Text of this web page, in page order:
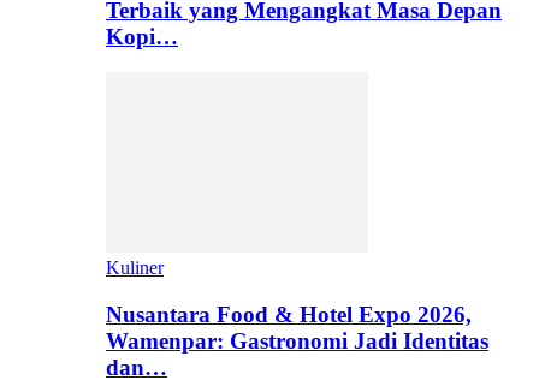
Terbaik yang Mengangkat Masa Depan
Kopi…
Kuliner
Nusantara Food & Hotel Expo 2026,
Wamenpar: Gastronomi Jadi Identitas
dan…